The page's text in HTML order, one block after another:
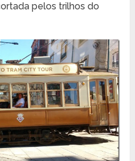
pelos trilhos do